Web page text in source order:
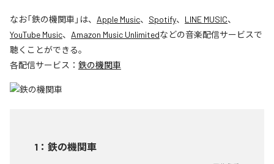
なお「鉄の機関車 」は、 Apple Music、 Spotify、 LINE MUSIC、
YouTube Music、 Amazon Music Unlimitedなどの音楽配信サービスで
聴くことができる。
各配信サービス： 鉄の機関車
1 ： 鉄の機関車